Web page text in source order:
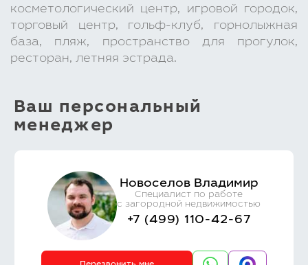
косметологический центр, игровой городок,
торговый центр, гольф-клуб, горнолыжная
база, пляж, пространство для прогулок,
ресторан, летняя эстрада.
Ваш персональный
менеджер
Новоселов Владимир
Специалист по работе
с загородной недвижимостью
+7 (499) 110-42-67